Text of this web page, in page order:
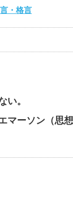
・格言
格言
い。
マーソン（思想